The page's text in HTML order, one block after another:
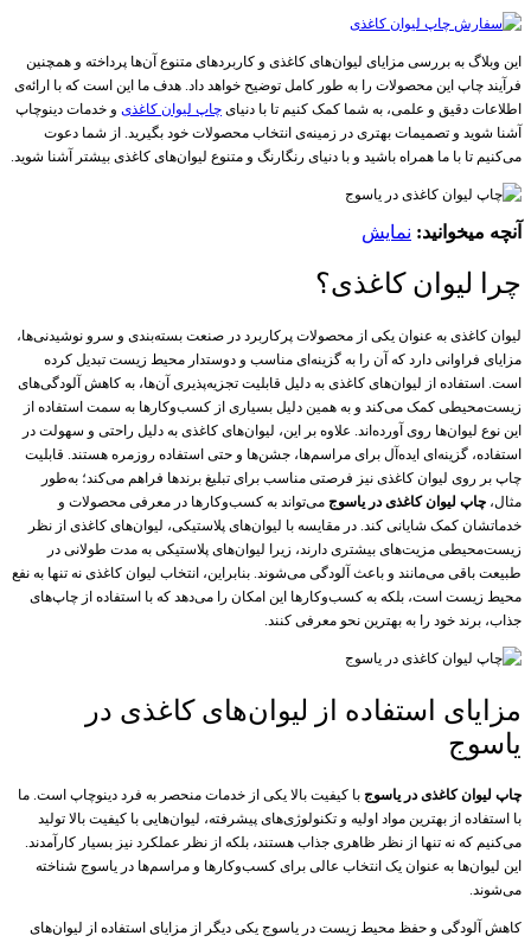
این وبلاگ به بررسی مزایای لیوان‌های کاغذی و کاربردهای متنوع آن‌ها پرداخته و همچنین
فرآیند چاپ این محصولات را به طور کامل توضیح خواهد داد. هدف ما این است که با ارائه‌ی
اطلاعات دقیق و علمی، به شما کمک کنیم تا با دنیای چاپ لیوان کاغذی و خدمات دینوچاپ
آشنا شوید و تصمیمات بهتری در زمینه‌ی انتخاب محصولات خود بگیرید. از شما دعوت
می‌کنیم تا با ما همراه باشید و با دنیای رنگارنگ و متنوع لیوان‌های کاغذی بیشتر آشنا شوید.
آنچه میخوانید: نمایش
چرا لیوان کاغذی؟
لیوان کاغذی به عنوان یکی از محصولات پرکاربرد در صنعت بسته‌بندی و سرو نوشیدنی‌ها،
مزایای فراوانی دارد که آن را به گزینه‌ای مناسب و دوستدار محیط زیست تبدیل کرده
است. استفاده از لیوان‌های کاغذی به دلیل قابلیت تجزیه‌پذیری آن‌ها، به کاهش آلودگی‌های
زیست‌محیطی کمک می‌کند و به همین دلیل بسیاری از کسب‌وکارها به سمت استفاده از
این نوع لیوان‌ها روی آورده‌اند. علاوه بر این، لیوان‌های کاغذی به دلیل راحتی و سهولت در
استفاده، گزینه‌ای ایده‌آل برای مراسم‌ها، جشن‌ها و حتی استفاده روزمره هستند. قابلیت
چاپ بر روی لیوان کاغذی نیز فرصتی مناسب برای تبلیغ برندها فراهم می‌کند؛ به‌طور
مثال، چاپ لیوان کاغذی در یاسوج می‌تواند به کسب‌وکارها در معرفی محصولات و
خدماتشان کمک شایانی کند. در مقایسه با لیوان‌های پلاستیکی، لیوان‌های کاغذی از نظر
زیست‌محیطی مزیت‌های بیشتری دارند، زیرا لیوان‌های پلاستیکی به مدت طولانی در
طبیعت باقی می‌مانند و باعث آلودگی می‌شوند. بنابراین، انتخاب لیوان کاغذی نه تنها به نفع
محیط زیست است، بلکه به کسب‌وکارها این امکان را می‌دهد که با استفاده از چاپ‌های
جذاب، برند خود را به بهترین نحو معرفی کنند.
مزایای استفاده از لیوان‌های کاغذی در
یاسوج
چاپ لیوان کاغذی در یاسوج با کیفیت بالا یکی از خدمات منحصر به فرد دینوچاپ است. ما
با استفاده از بهترین مواد اولیه و تکنولوژی‌های پیشرفته، لیوان‌هایی با کیفیت بالا تولید
می‌کنیم که نه تنها از نظر ظاهری جذاب هستند، بلکه از نظر عملکرد نیز بسیار کارآمدند.
این لیوان‌ها به عنوان یک انتخاب عالی برای کسب‌وکارها و مراسم‌ها در یاسوج شناخته
می‌شوند.
کاهش آلودگی و حفظ محیط زیست در یاسوج یکی دیگر از مزایای استفاده از لیوان‌های